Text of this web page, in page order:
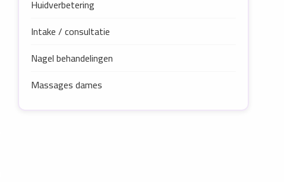
Huidverbetering
Intake / consultatie
Nagel behandelingen
Massages dames